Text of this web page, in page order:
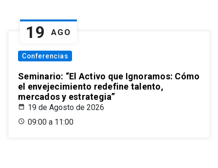
19 AGO
Conferencias
Seminario: “El Activo que Ignoramos: Cómo
el envejecimiento redefine talento,
mercados y estrategia”
19 de Agosto de 2026
09:00 a 11:00